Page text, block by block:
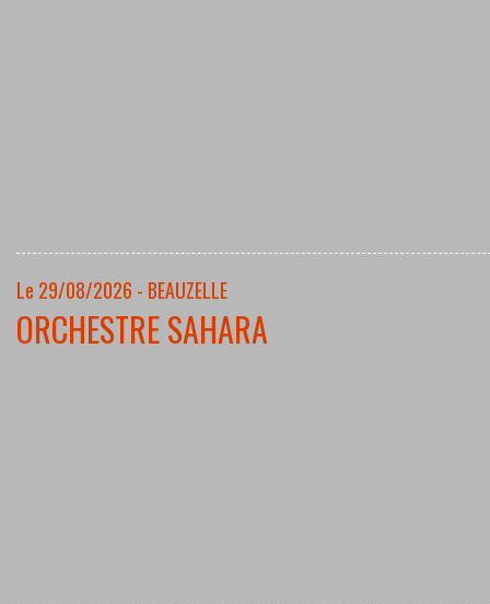
Le 29/08/2026 - BEAUZELLE
ORCHESTRE SAHARA